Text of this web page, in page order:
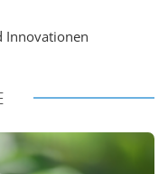
Innovationen